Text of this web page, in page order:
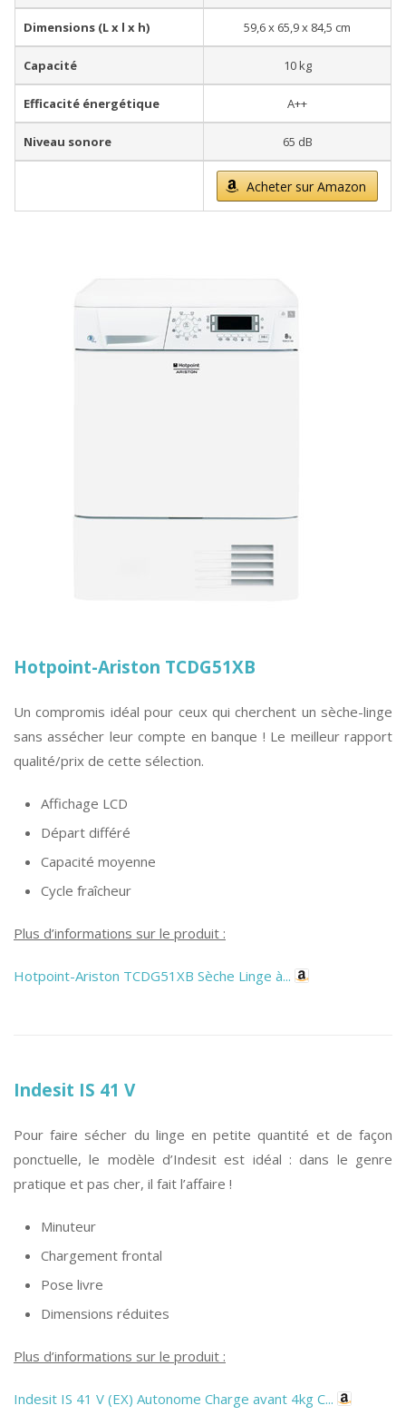
Dimensions (L x l x h) 59,6 x 65,9 x 84,5 cm
Capacité 10 kg
Efficacité énergétique A++
Niveau sonore 65 dB
Acheter sur Amazon
Hotpoint-Ariston TCDG51XB
Un compromis idéal pour ceux qui cherchent un sèche-linge
sans assécher leur compte en banque ! Le meilleur rapport
qualité/prix de cette sélection.
Affichage LCD
Départ différé
Capacité moyenne
Cycle fraîcheur
Plus d’informations sur le produit :
Hotpoint-Ariston TCDG51XB Sèche Linge à...
Indesit IS 41 V
Pour faire sécher du linge en petite quantité et de façon
ponctuelle, le modèle d’Indesit est idéal : dans le genre
pratique et pas cher, il fait l’affaire !
Minuteur
Chargement frontal
Pose livre
Dimensions réduites
Plus d’informations sur le produit :
Indesit IS 41 V (EX) Autonome Charge avant 4kg C...